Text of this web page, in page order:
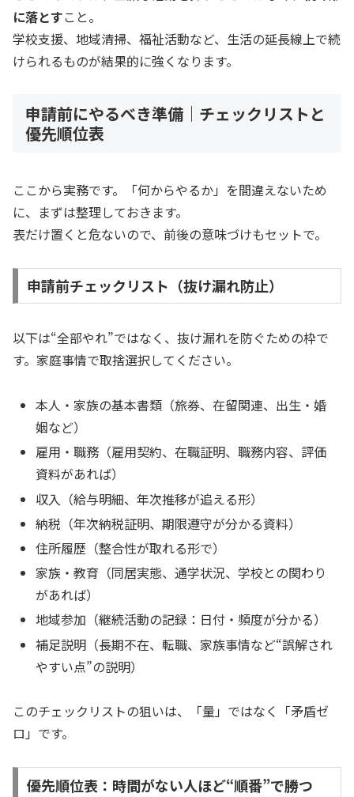
に落とすこと。
学校支援、地域清掃、福祉活動など、生活の延長線上で続
けられるものが結果的に強くなります。
申請前にやるべき準備｜チェックリストと
優先順位表
ここから実務です。「何からやるか」を間違えないため
に、まずは整理しておきます。
表だけ置くと危ないので、前後の意味づけもセットで。
申請前チェックリスト（抜け漏れ防止）
以下は“全部やれ”ではなく、抜け漏れを防ぐための枠で
す。家庭事情で取捨選択してください。
本人・家族の基本書類（旅券、在留関連、出生・婚
姻など）
雇用・職務（雇用契約、在職証明、職務内容、評価
資料があれば）
収入（給与明細、年次推移が追える形）
納税（年次納税証明、期限遵守が分かる資料）
住所履歴（整合性が取れる形で）
家族・教育（同居実態、通学状況、学校との関わり
があれば）
地域参加（継続活動の記録：日付・頻度が分かる）
補足説明（長期不在、転職、家族事情など“誤解され
やすい点”の説明）
このチェックリストの狙いは、「量」ではなく「矛盾ゼ
ロ」です。
優先順位表：時間がない人ほど“順番”で勝つ